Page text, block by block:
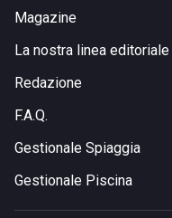
Magazine
La nostra linea editoriale
Redazione
F.A.Q.
Gestionale Spiaggia
Gestionale Piscina